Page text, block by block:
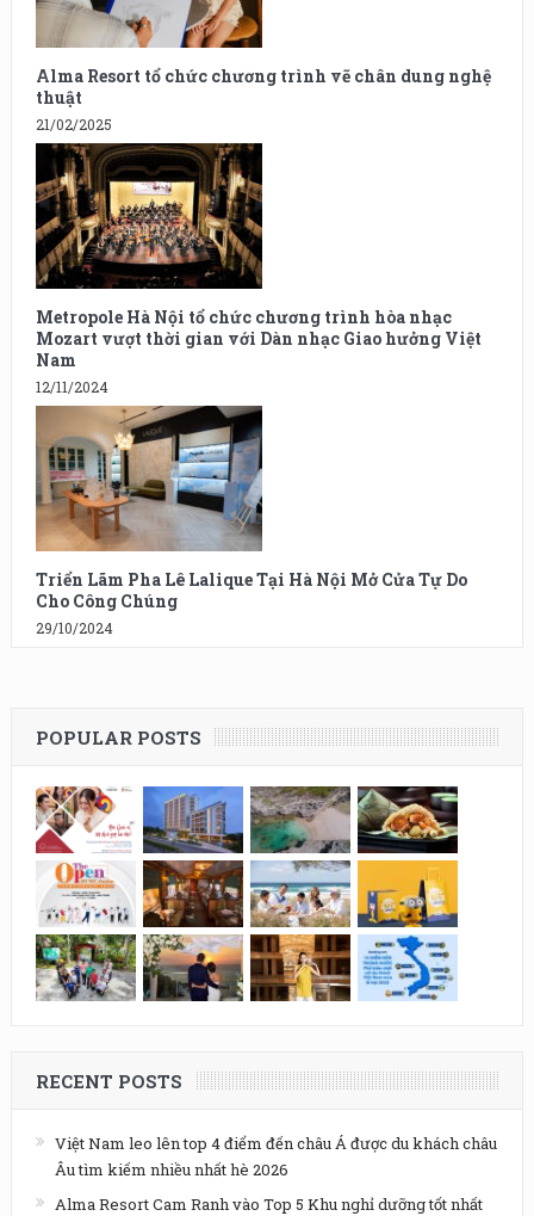
Alma Resort tổ chức chương trình vẽ chân dung nghệ
thuật
21/02/2025
Metropole Hà Nội tổ chức chương trình hòa nhạc
Mozart vượt thời gian với Dàn nhạc Giao hưởng Việt
Nam
12/11/2024
Triển Lãm Pha Lê Lalique Tại Hà Nội Mở Cửa Tự Do
Cho Công Chúng
29/10/2024
POPULAR POSTS
RECENT POSTS
Việt Nam leo lên top 4 điểm đến châu Á được du khách châu
Âu tìm kiếm nhiều nhất hè 2026
Alma Resort Cam Ranh vào Top 5 Khu nghỉ dưỡng tốt nhất